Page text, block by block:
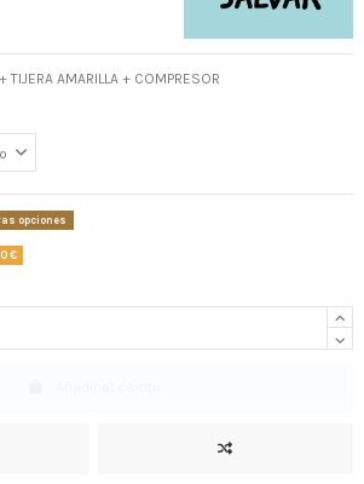
TIJERA AMARILLA + COMPRESOR
opciones
€